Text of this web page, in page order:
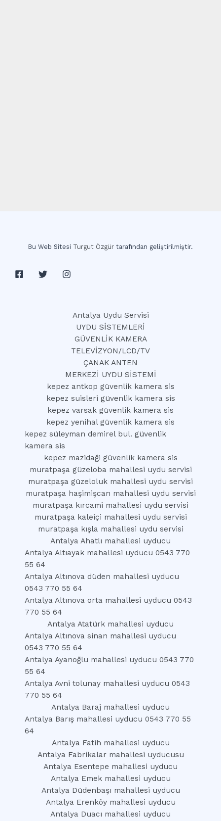
Bu Web Sitesi Turgut Özgür tarafından geliştirilmiştir.
Antalya Uydu Servisi
UYDU SİSTEMLERİ
GÜVENLİK KAMERA
TELEVİZYON/LCD/TV
ÇANAK ANTEN
MERKEZİ UYDU SİSTEMİ
kepez antkop güvenlik kamera sis
kepez suisleri güvenlik kamera sis
kepez varsak güvenlik kamera sis
kepez yenihal güvenlik kamera sis
kepez süleyman demirel bul. güvenlik
kamera sis
kepez mazidaği güvenlik kamera sis
muratpaşa güzeloba mahallesi uydu servisi
muratpaşa güzeloluk mahallesi uydu servisi
muratpaşa haşimişcan mahallesi uydu servisi
muratpaşa kırcami mahallesi uydu servisi
muratpaşa kaleiçi mahallesi uydu servisi
muratpaşa kışla mahallesi uydu servisi
Antalya Ahatlı mahallesi uyducu
Antalya Altıayak mahallesi uyducu 0543 770
55 64
Antalya Altınova düden mahallesi uyducu
0543 770 55 64
Antalya Altınova orta mahallesi uyducu 0543
770 55 64
Antalya Atatürk mahallesi uyducu
Antalya Altınova sinan mahallesi uyducu
0543 770 55 64
Antalya Ayanoğlu mahallesi uyducu 0543 770
55 64
Antalya Avni tolunay mahallesi uyducu 0543
770 55 64
Antalya Baraj mahallesi uyducu
Antalya Barış mahallesi uyducu 0543 770 55
64
Antalya Fatih mahallesi uyducu
Antalya Fabrikalar mahallesi uyducusu
Antalya Esentepe mahallesi uyducu
Antalya Emek mahallesi uyducu
Antalya Düdenbaşı mahallesi uyducu
Antalya Erenköy mahallesi uyducu
Antalya Duacı mahallesi uyducu